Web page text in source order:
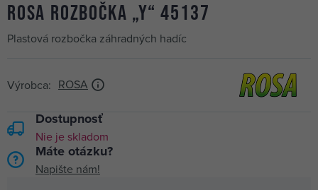
ROSA rozbočka „Y“ 45137
Plastová rozbočka záhradných hadíc
Výrobca: ROSA
Dostupnosť
Nie je skladom
Máte otázku?
Napište nám!